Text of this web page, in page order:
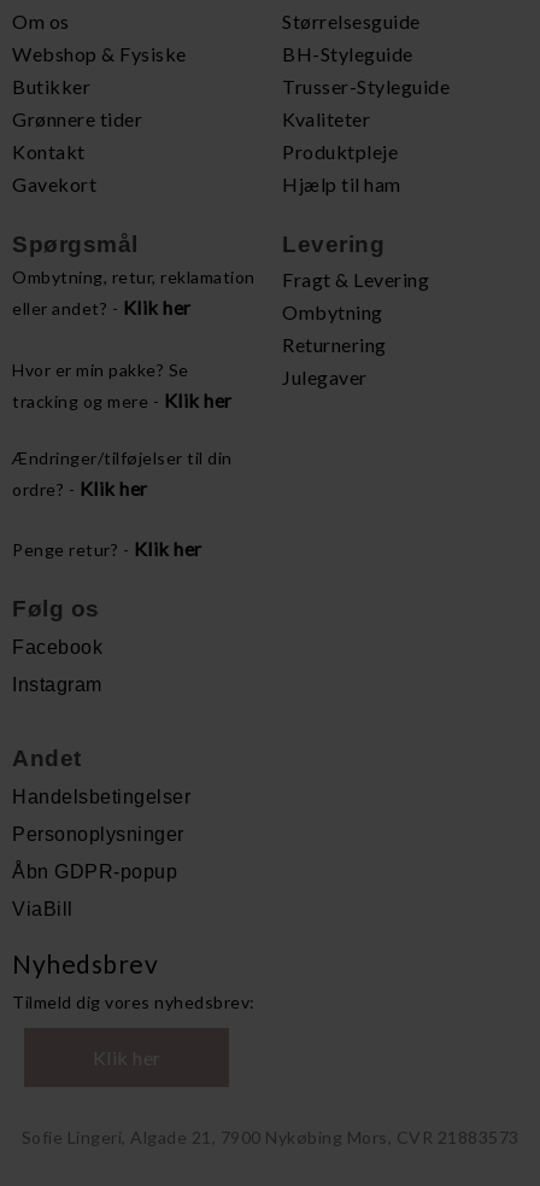
Om os
Webshop & Fysiske
Butikker
Grønnere tider
Kontakt
Gavekort
Størrelsesguide
BH-Styleguide
Trusser-Styleguide
Kvaliteter
Produktpleje
Hjælp til ham
Spørgsmål
Ombytning, retur, reklamation
eller andet? - Klik her
Hvor er min pakke? Se
tracking og mere - Klik her
Ændringer/tilføjelser til din
ordre? - Klik her
Penge retur? - Klik her
Levering
Fragt & Levering
Ombytning
Returnering
Julegaver
Følg os
Facebook
Instagram
Andet
Handelsbetingelser
Personoplysninger
Åbn GDPR-popup
ViaBill
Nyhedsbrev
Tilmeld dig vores nyhedsbrev:
Klik her
Sofie Lingeri, Algade 21, 7900 Nykøbing Mors, CVR 21883573